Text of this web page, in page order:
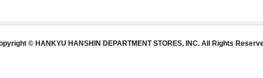
© HANKYU HANSHIN DEPARTMENT STORES, INC. All Rights